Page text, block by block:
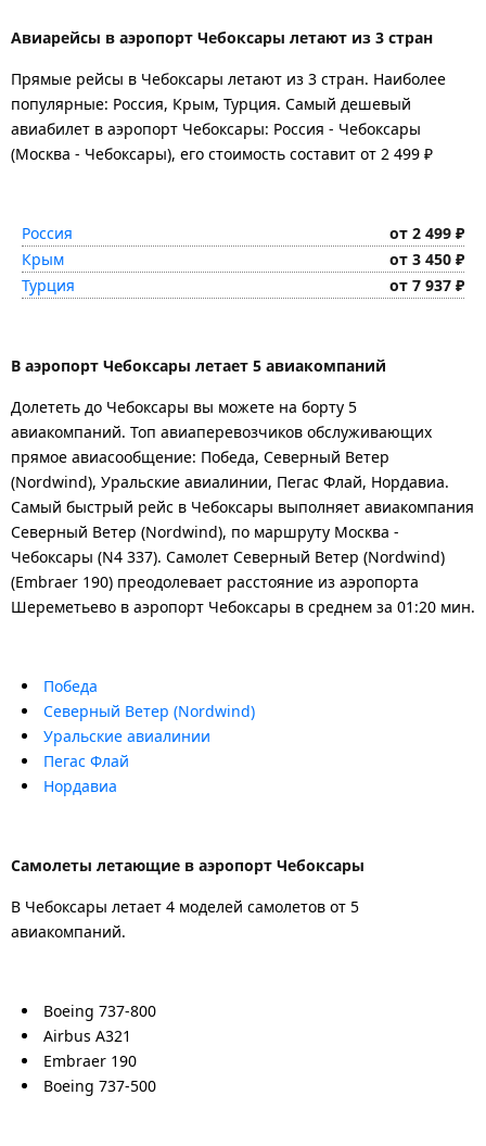
Авиарейсы в аэропорт Чебоксары летают из 3 стран
Прямые рейсы в Чебоксары летают из 3 стран. Наиболее
популярные: Россия, Крым, Турция. Самый дешевый
авиабилет в аэропорт Чебоксары: Россия - Чебоксары
(Москва - Чебоксары), его стоимость составит от 2 499 ₽
Россия
от 2 499 ₽
Крым
от 3 450 ₽
Турция
от 7 937 ₽
В аэропорт Чебоксары летает 5 авиакомпаний
Долететь до Чебоксары вы можете на борту 5
авиакомпаний. Топ авиаперевозчиков обслуживающих
прямое авиасообщение: Победа, Северный Ветер
(Nordwind), Уральские авиалинии, Пегас Флай, Нордавиа.
Самый быстрый рейс в Чебоксары выполняет авиакомпания
Северный Ветер (Nordwind), по маршруту Москва -
Чебоксары (N4 337). Самолет Северный Ветер (Nordwind)
(Embraer 190) преодолевает расстояние из аэропорта
Шереметьево в аэропорт Чебоксары в среднем за 01:20 мин.
Победа
Северный Ветер (Nordwind)
Уральские авиалинии
Пегас Флай
Нордавиа
Самолеты летающие в аэропорт Чебоксары
В Чебоксары летает 4 моделей самолетов от 5
авиакомпаний.
Boeing 737-800
Airbus A321
Embraer 190
Boeing 737-500